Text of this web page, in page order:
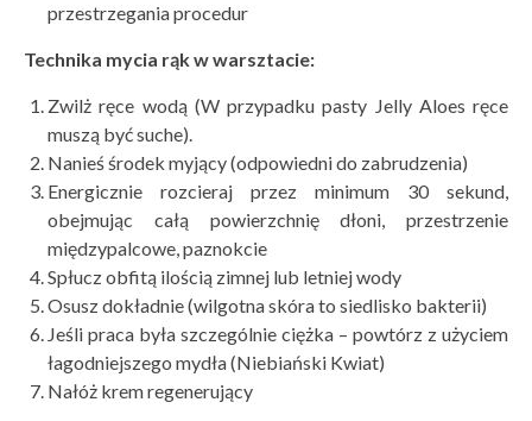
przestrzegania procedur
Technika mycia rąk w warsztacie:
Zwilż ręce wodą (W przypadku pasty Jelly Aloes ręce
muszą być suche).
Nanieś środek myjący (odpowiedni do zabrudzenia)
Energicznie rozcieraj przez minimum 30 sekund,
obejmując całą powierzchnię dłoni, przestrzenie
międzypalcowe, paznokcie
Spłucz obfitą ilością zimnej lub letniej wody
Osusz dokładnie (wilgotna skóra to siedlisko bakterii)
Jeśli praca była szczególnie ciężka – powtórz z użyciem
łagodniejszego mydła (Niebiański Kwiat)
Nałóż krem regenerujący